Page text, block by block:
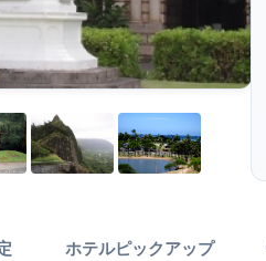
ホテルピックアップ